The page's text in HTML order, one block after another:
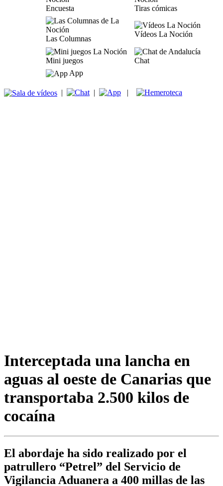
Encuesta Tiras cómicas
Las Columnas
Vídeos La Noción
Mini juegos
Chat
App
| | |
Interceptada una lancha en
aguas al oeste de Canarias que
transportaba 2.500 kilos de
cocaína
El abordaje ha sido realizado por el
patrullero “Petrel” del Servicio de
Vigilancia Aduanera a 400 millas de las